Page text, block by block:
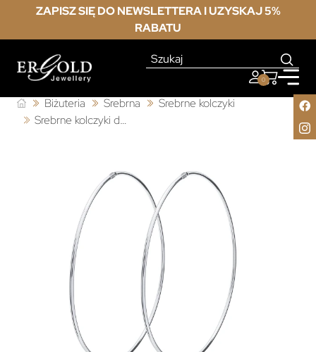
ZAPISZ SIĘ DO NEWSLETTERA I UZYSKAJ 5%
RABATU
0
Biżuteria Srebrna
Srebrne kolczyki
Srebrne kolczyki duże KOŁA